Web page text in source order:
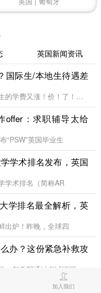
加入我们
英国新闻资讯
国际生/本地生待遇差
近期，英国大学针对国际学生的学费又涨！价！了！很多
offer：求职辅导太给
“PSW”英国毕业生
学术排名发布，英国
学术排名（简称AR
学排名最全解析，英
出炉！昨晚，全球四
办？这​份紧急补救攻